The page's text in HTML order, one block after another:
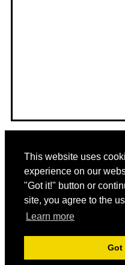
This website uses
experience on our
"Got it!" button or
site, you agree to the
Learn more
Got
Exención de responsabilidad: La
estimación y sólo para su
de ida y / o consiguientes daños
Copyright
Contact